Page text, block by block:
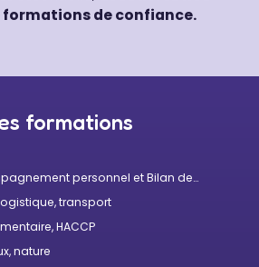
formations de confiance.
formations
personnel et Bilan de
transport
HACCP
nature